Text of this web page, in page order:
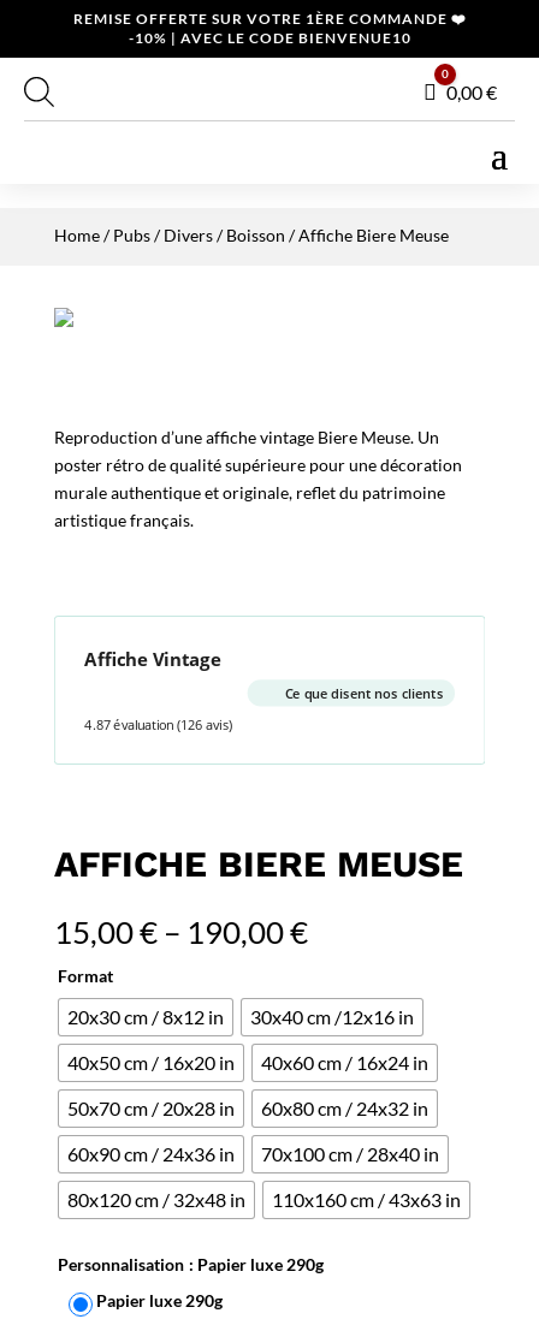
REMISE OFFERTE SUR VOTRE 1ÈRE COMMANDE ❤️
-10% | AVEC LE CODE BIENVENUE10
Panier
0
0,00€
Home/Pubs / Divers/Boisson / Affiche Biere Meuse
Reproduction d’une affiche vintage Biere Meuse. Un
poster rétro de qualité supérieure pour une décoration
murale authentique et originale, reflet du patrimoine
artistique français.
Affiche Vintage
Ce que disent nos clients
4.87 évaluation (126 avis)
AFFICHE BIERE MEUSE
15,00€– 190,00€
Format
20x30 cm / 8x12 in
30x40 cm /12x16 in
40x50 cm / 16x20 in
40x60 cm / 16x24 in
50x70 cm / 20x28 in
60x80 cm / 24x32 in
60x90 cm / 24x36 in
70x100 cm / 28x40 in
80x120 cm / 32x48 in
110x160 cm / 43x63 in
Personnalisation : Papier luxe 290g
Papier luxe 290g